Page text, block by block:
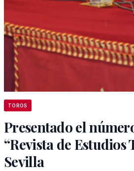
TOROS
Presentado el
“Revista de Estudios
Sevilla